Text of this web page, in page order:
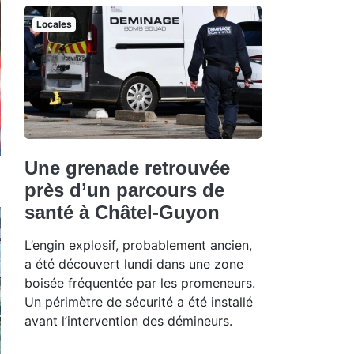
Locales
Une grenade retrouvée
près d’un parcours de
santé à Châtel-Guyon
L’engin explosif, probablement ancien,
a été découvert lundi dans une zone
boisée fréquentée par les promeneurs.
Un périmètre de sécurité a été installé
avant l’intervention des démineurs.